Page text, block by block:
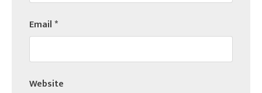
Email*
Website